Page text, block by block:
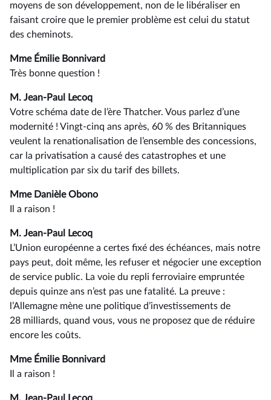
moyens de son développement, non de le libéraliser en
faisant croire que le premier problème est celui du statut
des cheminots.
Mme Émilie Bonnivard
Très bonne question !
M. Jean-Paul Lecoq
Votre schéma date de l’ère Thatcher. Vous parlez d’une
modernité ! Vingt-cinq ans après, 60 % des Britanniques
veulent la renationalisation de l’ensemble des concessions,
car la privatisation a causé des catastrophes et une
multiplication par six du tarif des billets.
Mme Danièle Obono
Il a raison !
M. Jean-Paul Lecoq
L’Union européenne a certes fixé des échéances, mais notre
pays peut, doit même, les refuser et négocier une exception
de service public. La voie du repli ferroviaire empruntée
depuis quinze ans n’est pas une fatalité. La preuve :
l’Allemagne mène une politique d’investissements de
28 milliards, quand vous, vous ne proposez que de réduire
encore les coûts.
Mme Émilie Bonnivard
Il a raison !